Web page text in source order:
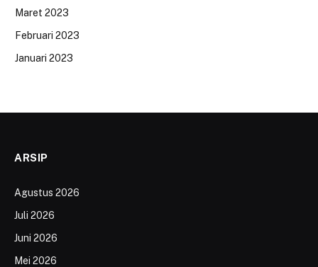
Maret 2023
Februari 2023
Januari 2023
ARSIP
Agustus 2026
Juli 2026
Juni 2026
Mei 2026